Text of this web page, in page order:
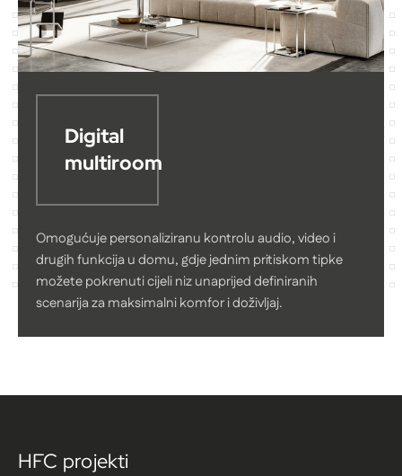
Digital
multiroom
Omogućuje personaliziranu kontrolu audio, video i
drugih funkcija u domu, gdje jednim pritiskom tipke
možete pokrenuti cijeli niz unaprijed definiranih
scenarija za maksimalni komfor i doživljaj.
HFC projekti